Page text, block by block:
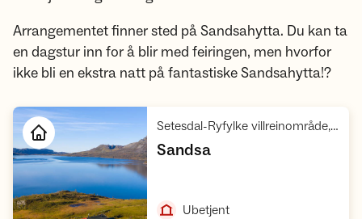
Arrangementet finner sted på Sandsahytta. Du kan ta
en dagstur inn for å blir med feiringen, men hvorfor
ikke bli en ekstra natt på fantastiske Sandsahytta!?
Setesdal-Ryfylke villreinområde, Ryfylke
Sandsa,
Ubetjent,